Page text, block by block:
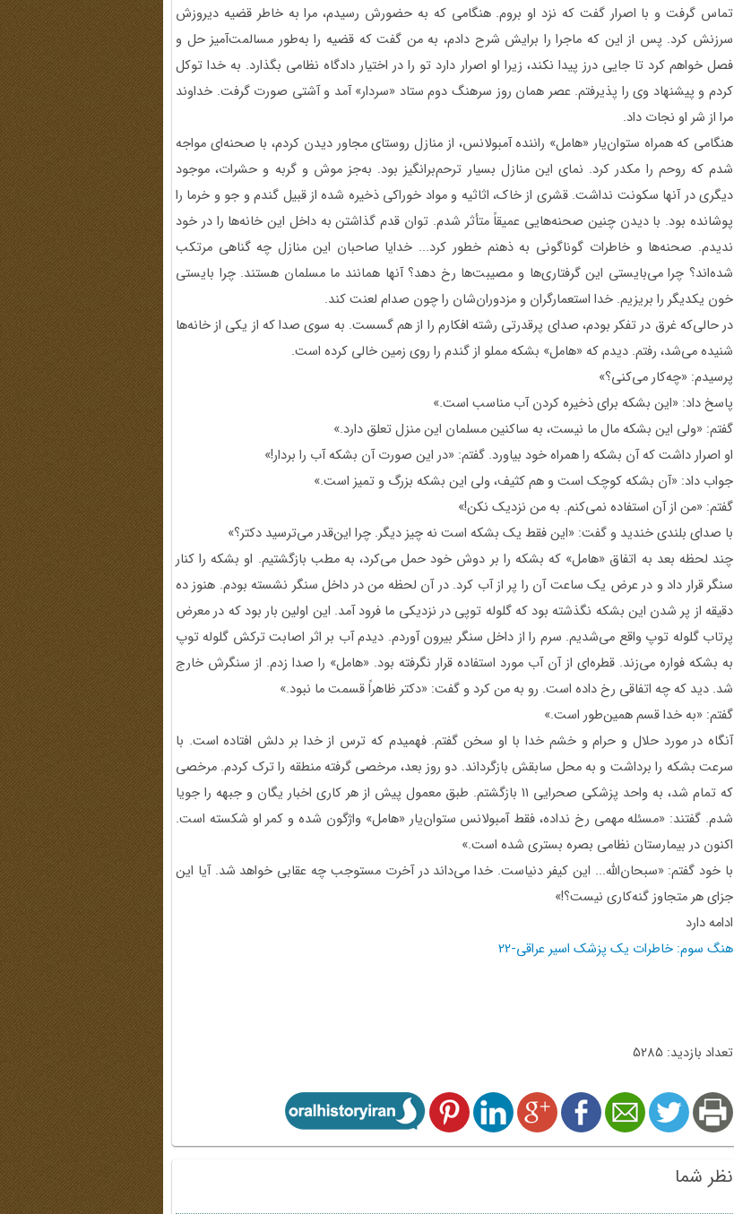
تماس گرفت و با اصرار گفت که نزد او بروم. هنگامی که به حضورش رسیدم، مرا به خاطر قضیه دیروزش
سرزنش کرد. پس از این که ماجرا را برایش شرح دادم، به من گفت که قضیه را به‌طور مسالمت‌آمیز حل و
فصل خواهم کرد تا جایی درز پیدا نکند، زیرا او اصرار دارد تو را در اختیار دادگاه نظامی بگذارد. به خدا توکل
کردم و پیشنهاد وی را پذیرفتم. عصر همان روز سرهنگ دوم ستاد «سردار» آمد و آشتی صورت گرفت. خداوند
مرا از شر او نجات داد.
هنگامی که همراه ستوان‌یار «هامل» راننده آمبولانس، از منازل روستای مجاور دیدن کردم، با صحنه‌ای مواجه
شدم که روحم را مکدر کرد. نمای این منازل بسیار ترحم‌برانگیز بود. به‌جز موش و گربه و حشرات، موجود
دیگری در آنها سکونت نداشت. قشری از خاک، اثاثیه و مواد خوراکی ذخیره شده از قبیل گندم و جو و خرما را
پوشانده بود. با دیدن چنین صحنه‌هایی عمیقاً متأثر شدم. توان قدم گذاشتن به داخل این خانه‌ها را در خود
ندیدم. صحنه‌ها و خاطرات گوناگونی به ذهنم خطور کرد... خدایا صاحبان این منازل چه گناهی مرتکب
شده‌اند؟ چرا می‌بایستی این گرفتاری‌ها و مصیبت‌ها رخ دهد؟ آنها همانند ما مسلمان هستند. چرا بایستی
خون یکدیگر را بریزیم. خدا استعمارگران و مزدوران‌شان را چون صدام لعنت کند.
در حالی‌که غرق در تفکر بودم،‌ صدای پرقدرتی رشته افکارم را از هم گسست. به سوی صدا که از یکی از خانه‌ها
شنیده می‌شد، رفتم. دیدم که «هامل» بشکه مملو از گندم را روی زمین خالی کرده است.
پرسیدم: «چه‌کار می‌کنی؟»
پاسخ داد: «این بشکه برای ذخیره کردن آب مناسب است.»
گفتم: «ولی این بشکه مال ما نیست، به ساکنین مسلمان این منزل تعلق دارد.»
او اصرار داشت که آن بشکه را همراه خود بیاورد. گفتم: «در این صورت آن بشکه آب را بردار!»
جواب داد: «آن بشکه کوچک است و هم کثیف، ولی این بشکه بزرگ و تمیز است.»
گفتم: «من از آن استفاده نمی‌کنم. به من نزدیک نکن!»
با صدای بلندی خندید و گفت: «این فقط یک بشکه است نه چیز دیگر. چرا این‌قدر می‌ترسید دکتر؟»
چند لحظه بعد به اتفاق «هامل» که بشکه را بر دوش خود حمل می‌کرد، به مطب بازگشتیم. او بشکه را کنار
سنگر قرار داد و در عرض یک ساعت آن را پر از آب کرد. در آن لحظه من در داخل سنگر نشسته بودم. هنوز ده
دقیقه از پر شدن این بشکه نگذشته بود که گلوله توپی در نزدیکی ما فرود آمد. این اولین بار بود که در معرض
پرتاب گلوله توپ واقع می‌شدیم. سرم را از داخل سنگر بیرون آوردم. دیدم آب بر اثر اصابت ترکش گلوله توپ
به بشکه فواره می‌زند. قطره‌ای از آن آب مورد استفاده قرار نگرفته بود. «هامل» را صدا زدم. از سنگرش خارج
شد. دید که چه اتفاقی رخ داده است. رو به من کرد و گفت: «دکتر ظاهراً قسمت ما نبود.»
گفتم: «به خدا قسم همین‌طور است.»
آنگاه در مورد حلال و حرام و خشم خدا با او سخن گفتم. فهمیدم که ترس از خدا بر دلش افتاده است. با
سرعت بشکه را برداشت و به محل سابقش بازگرداند. دو روز بعد، مرخصی گرفته منطقه را ترک کردم. مرخصی
که تمام شد، به واحد پزشکی صحرایی 11 بازگشتم. طبق معمول پیش از هر کاری اخبار یگان و جبهه را جویا
شدم. گفتند: «مسئله مهمی رخ نداده، فقط آمبولانس ستوان‌یار «هامل» واژگون شده و کمر او شکسته است.
اکنون در بیمارستان نظامی بصره بستری شده است.»
با خود گفتم: «سبحان‌الله... این کیفر دنیاست. خدا می‌داند در آخرت مستوجب چه عقابی خواهد شد. آیا این
جزای هر متجاوز گنه‌کاری نیست؟!»
ادامه دارد
هنگ سوم: خاطرات یک پزشک اسیر عراقی-22
تعداد بازدید: 5285
نظر شما